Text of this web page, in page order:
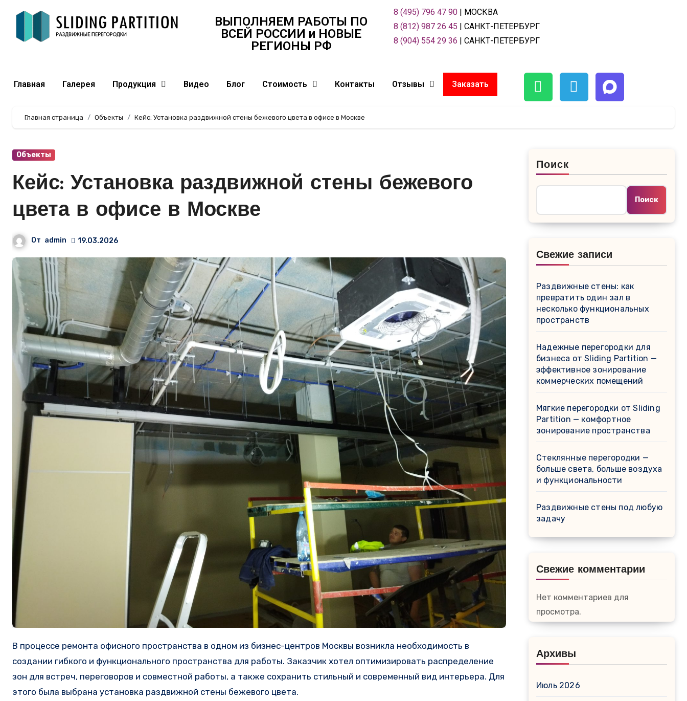
ВЫПОЛНЯЕМ РАБОТЫ ПО
ВСЕЙ РОСCИИ и НОВЫЕ
РЕГИОНЫ РФ
8 (495) 796 47 90| МОСКВА
8 (812) 987 26 45 | САНКТ-ПЕТЕРБУРГ
8 (904) 554 29 36 | САНКТ-ПЕТЕРБУРГ
Главная Галерея Продукция Видео Блог Стоимость Контакты Отзывы Заказать
Главная страница Объекты Кейс: Установка раздвижной стены бежевого цвета в офисе в Москве
Объекты
Кейс: Установка раздвижной стены бежевого
цвета в офисе в Москве
От admin 19.03.2026
В процессе ремонта офисного пространства в одном из бизнес-центров Москвы возникла необходимость в
создании гибкого и функционального пространства для работы. Заказчик хотел оптимизировать распределение
зон для встреч, переговоров и совместной работы, а также сохранить стильный и современный вид интерьера. Для
этого была выбрана установка раздвижной стены бежевого цвета.
Поиск
Поиск
Свежие записи
Раздвижные стены: как
превратить один зал в
несколько функциональных
пространств
Надежные перегородки для
бизнеса от Sliding Partition —
эффективное зонирование
коммерческих помещений
Мягкие перегородки от Sliding
Partition — комфортное
зонирование пространства
Стеклянные перегородки —
больше света, больше воздуха
и функциональности
Раздвижные стены под любую
задачу
Свежие комментарии
Нет комментариев для
просмотра.
Архивы
Июль 2026